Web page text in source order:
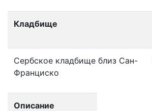
Кладбище
Сербское кладбище близ Сан-
Франциско
Описание